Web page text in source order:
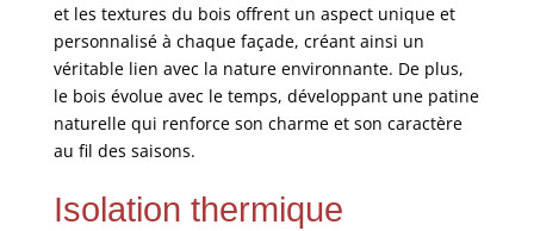
et les textures du bois offrent un aspect unique et
personnalisé à chaque façade, créant ainsi un
véritable lien avec la nature environnante. De plus,
le bois évolue avec le temps, développant une patine
naturelle qui renforce son charme et son caractère
au fil des saisons.
Isolation thermique